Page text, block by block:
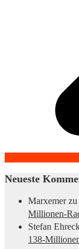
Neueste
Marxemerzu
Millionen-
Stefan
138-